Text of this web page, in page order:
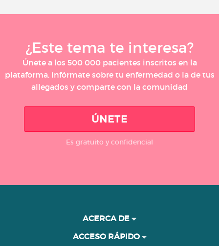
¿Este tema te interesa?
Únete a los 500 000 pacientes inscritos en la
plataforma, infórmate sobre tu enfermedad o la de tus
allegados y comparte con la comunidad
ÚNETE
Es gratuito y confidencial
ACERCA DE
ACCESO RÁPIDO